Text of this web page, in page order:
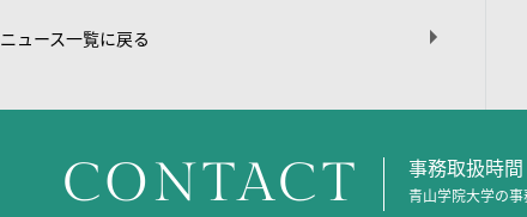
ニュース一覧に戻る
CONTACT 事務取扱時
青山学院大学の